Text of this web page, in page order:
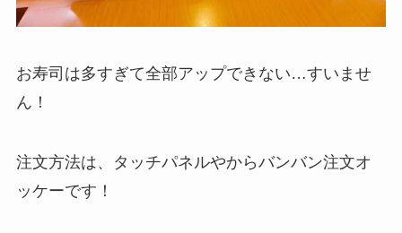
お寿司は多すぎて全部アップできない…すいませ
ん！
注文方法は、タッチパネルやからバンバン注文オ
ッケーです！